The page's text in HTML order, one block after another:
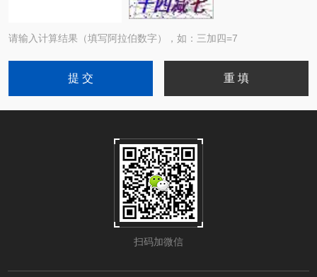
请输入计算结果（填写阿拉伯数字），如：三加四=7
扫码加微信